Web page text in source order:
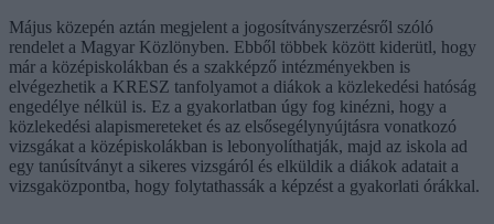
Május közepén aztán megjelent a jogosítványszerzésről szóló
rendelet a Magyar Közlönyben. Ebből többek között kiderütl, hogy
már a középiskolákban és a szakképző intézményekben is
elvégezhetik a KRESZ tanfolyamot a diákok a közlekedési hatóság
engedélye nélkül is. Ez a gyakorlatban úgy fog kinézni, hogy a
közlekedési alapismereteket és az elsősegélynyújtásra vonatkozó
vizsgákat a középiskolákban is lebonyolíthatják, majd az iskola ad
egy tanúsítványt a sikeres vizsgáról és elküldik a diákok adatait a
vizsgaközpontba, hogy folytathassák a képzést a gyakorlati órákkal.